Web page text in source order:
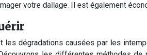
votre dallage. Il est également
dégradations causées par les